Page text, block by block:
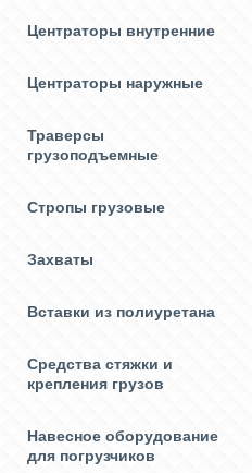
Центраторы внутренние
Центраторы наружные
Траверсы
грузоподъемные
Стропы грузовые
Захваты
Вставки из полиуретана
Средства стяжки и
крепления грузов
Навесное оборудование
для погрузчиков